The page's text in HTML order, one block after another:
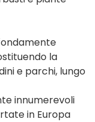
la
e parchi, lungo
innumerevoli
in Europa